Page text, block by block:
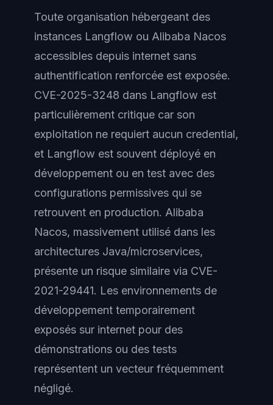
Toute organisation hébergeant des
instances Langflow ou Alibaba Nacos
accessibles depuis internet sans
authentification renforcée est exposée.
CVE-2025-3248 dans Langflow est
particulièrement critique car son
exploitation ne requiert aucun credential,
et Langflow est souvent déployé en
développement ou en test avec des
configurations permissives qui se
retrouvent en production. Alibaba
Nacos, massivement utilisé dans les
architectures Java/microservices,
présente un risque similaire via CVE-
2021-29441. Les environnements de
développement temporairement
exposés sur internet pour des
démonstrations ou des tests
représentent un vecteur fréquemment
négligé.